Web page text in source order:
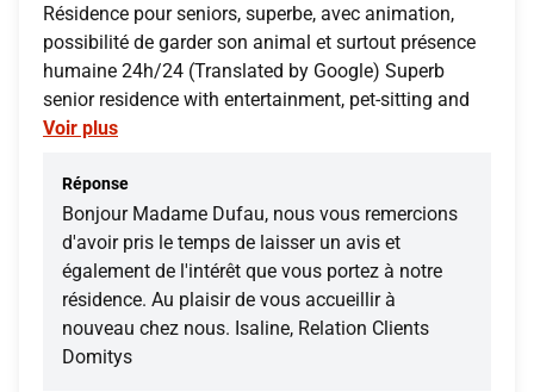
Résidence pour seniors, superbe, avec animation,
possibilité de garder son animal et surtout présence
humaine 24h/24 (Translated by Google) Superb
senior residence with entertainment, pet-sitting and
Voir plus
Réponse
Bonjour Madame Dufau, nous vous remercions
d'avoir pris le temps de laisser un avis et
également de l'intérêt que vous portez à notre
résidence. Au plaisir de vous accueillir à
nouveau chez nous. Isaline, Relation Clients
Domitys